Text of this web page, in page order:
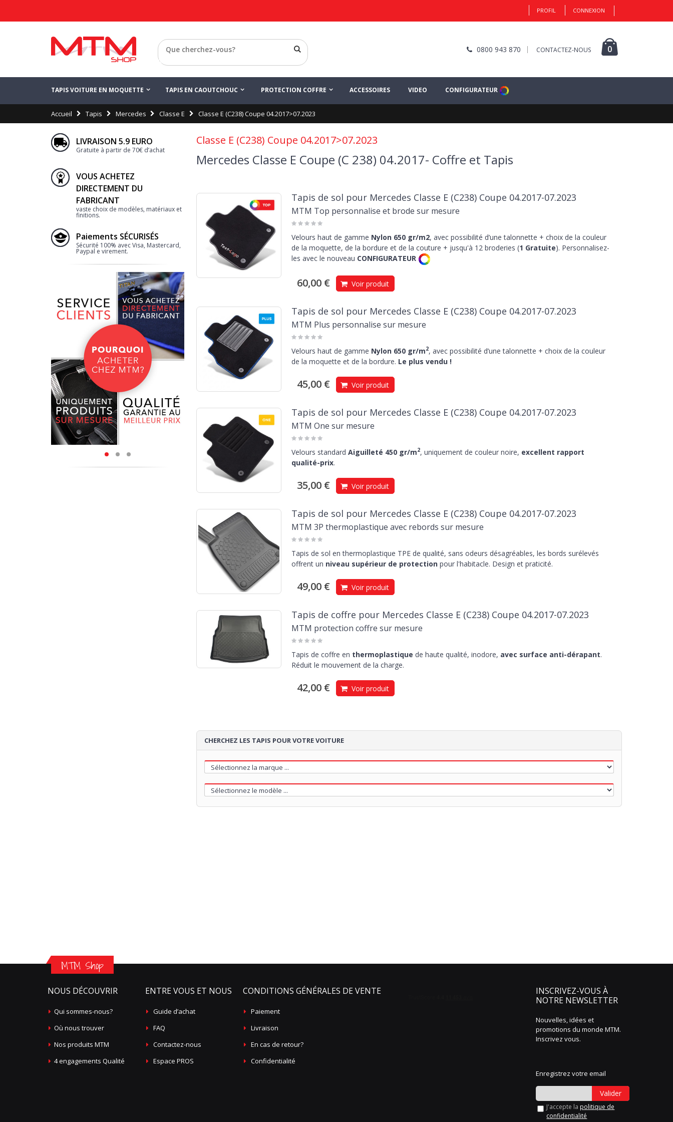
PROFIL CONNEXION
0800 943 870 CONTACTEZ-NOUS 0
Retour
TAPIS VOITURE EN MOQUETTE TAPIS EN CAOUTCHOUC PROTECTION COFFRE ACCESSOIRES VIDEO CONFIGURATEUR
Accueil Tapis Mercedes Classe E Classe E (C238) Coupe 04.2017>07.2023
Classe E (C238) Coupe 04.2017>07.2023
Mercedes Classe E Coupe (C 238) 04.2017- Coffre et Tapis
Tapis de sol pour Mercedes Classe E (C238) Coupe 04.2017-07.2023
MTM Top personnalise et brode sur mesure
Velours haut de gamme Nylon 650 gr/m2, avec possibilité d’une talonnette + choix de la couleur
de la moquette, de la bordure et de la couture + jusqu'à 12 broderies (1 Gratuite). Personnalisez-
les avec le nouveau CONFIGURATEUR
60,00 € Voir produit
Tapis de sol pour Mercedes Classe E (C238) Coupe 04.2017-07.2023
MTM Plus personnalise sur mesure
Velours haut de gamme Nylon 650 gr/m2, avec possibilité d’une talonnette + choix de la couleur
de la moquette et de la bordure. Le plus vendu !
45,00 € Voir produit
Tapis de sol pour Mercedes Classe E (C238) Coupe 04.2017-07.2023
MTM One sur mesure
Velours standard Aiguilleté 450 gr/m2, uniquement de couleur noire, excellent rapport
qualité-prix.
35,00 € Voir produit
Tapis de sol pour Mercedes Classe E (C238) Coupe 04.2017-07.2023
MTM 3P thermoplastique avec rebords sur mesure
Tapis de sol en thermoplastique TPE de qualité, sans odeurs désagréables, les bords surélevés
offrent un niveau supérieur de protectionpour l'habitacle. Design et praticité.
49,00 € Voir produit
Tapis de coffre pour Mercedes Classe E (C238) Coupe 04.2017-07.2023
MTM protection coffre sur mesure
Tapis de coffre en thermoplastique de haute qualité, inodore, avec surface anti-dérapant.
Réduit le mouvement de la charge.
42,00 € Voir produit
CHERCHEZ LES TAPIS POUR VOTRE VOITURE
LIVRAISON 5.9 EURO
Gratuite à partir de 70€ d’achat
VOUS ACHETEZ
DIRECTEMENT DU
FABRICANT
vaste choix de modèles, matériaux et
finitions.
Paiements SÉCURISÉS
Sécurité 100% avec Visa, Mastercard,
Paypal e virement.
MTM Shop
NOUS DÉCOUVRIR
Qui sommes-nous?
Où nous trouver
Nos produits MTM
4 engagements Qualité
ENTRE VOUS ET NOUS
Guide d’achat
FAQ
Contactez-nous
Espace PROS
CONDITIONS GÉNÉRALES DE VENTE
Paiement
Livraison
En cas de retour?
Confidentialité
INSCRIVEZ-VOUS À
NOTRE NEWSLETTER
Nouvelles, idées et
promotions du monde MTM.
Inscrivez vous.
Enregistrez votre email
Valider
J'accepte la politique de
confidentialité